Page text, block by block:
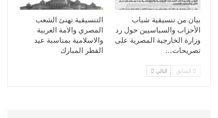
التنسيقية تهنئ الشعب
المصري والامة العربية
والاسلامية بمناسبة عيد
الفطر المبارك
بيان من تنسيقية شباب
الأحزاب والسياسيين حول رد
وزارة الخارجية المصرية على
تصريحات…
السابق التالي